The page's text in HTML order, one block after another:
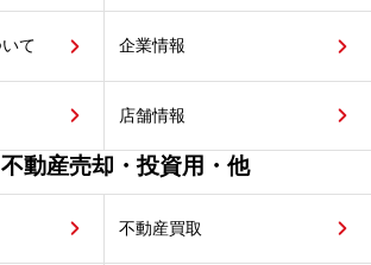
て 企業情報
店舗情報
動産売却・投資用・他
不動産買取